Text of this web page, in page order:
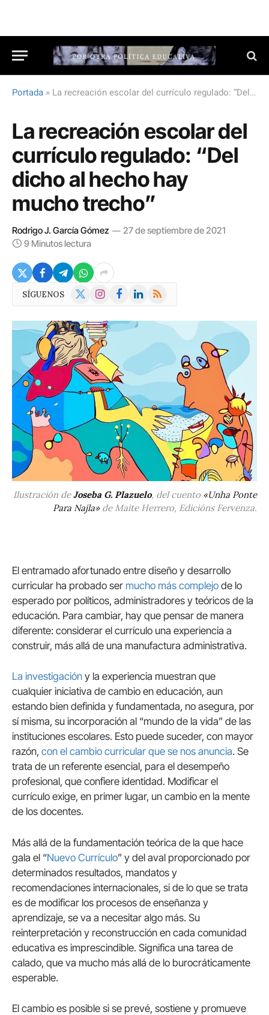
Portada » La recreación escolar del currículo regulado: “Del dicho al hecho hay mucho trecho”
La recreación escolar del
currículo regulado: “Del
dicho al hecho hay
mucho trecho”
Rodrigo J. García Gómez
27 de septiembre de 2021
9 Minutos lectura
SÍGUENOS
(Twitter)
InstagramFacebookLinkedIn
RSS
Ilustración deJoseba G. Plazuelo, del cuento«Unha Ponte
Para Najla»de Maite Herrero, Edicións Fervenza.
El entramado afortunado entre diseño y desarrollo
curricular ha probado ser mucho más complejo de lo
esperado por políticos, administradores y teóricos de la
educación. Para cambiar, hay que pensar de manera
diferente: considerar el currículo una experiencia a
construir, más allá de una manufactura administrativa.
La investigación y la experiencia muestran que
cualquier iniciativa de cambio en educación, aun
estando bien definida y fundamentada, no asegura, por
sí misma, su incorporación al “mundo de la vida” de las
instituciones escolares. Esto puede suceder, con mayor
razón, con el cambio curricular que se nos anuncia. Se
trata de un referente esencial, para el desempeño
profesional, que confiere identidad. Modificar el
currículo exige, en primer lugar, un cambio en la mente
de los docentes.
Más allá de la fundamentación teórica de la que hace
gala el “Nuevo Currículo” y del aval proporcionado por
determinados resultados, mandatos y
recomendaciones internacionales, si de lo que se trata
es de modificar los procesos de enseñanza y
aprendizaje, se va a necesitar algo más. Su
reinterpretación y reconstrucción en cada comunidad
educativa es imprescindible. Significa una tarea de
calado, que va mucho más allá de lo burocráticamente
esperable.
El cambio es posible si se prevé, sostiene y promueve